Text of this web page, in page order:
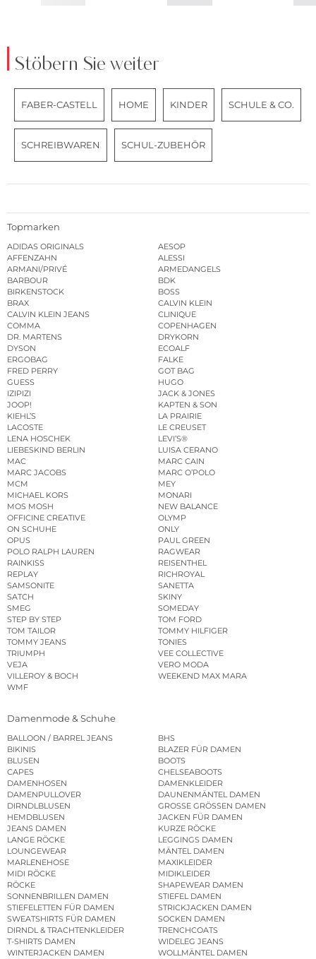
Stöbern Sie weiter
FABER-CASTELL HOME KINDER SCHULE & CO.
SCHREIBWAREN SCHUL-ZUBEHÖR
Topmarken
ADIDAS ORIGINALS
AESOP
AFFENZAHN
ALESSI
ARMANI/PRIVÉ
ARMEDANGELS
BARBOUR
BDK
BIRKENSTOCK
BOSS
BRAX
CALVIN KLEIN
CALVIN KLEIN JEANS
CLINIQUE
COMMA
COPENHAGEN
DR. MARTENS
DRYKORN
DYSON
ECOALF
ERGOBAG
FALKE
FRED PERRY
GOT BAG
GUESS
HUGO
IZIPIZI
JACK & JONES
JOOP!
KAPTEN & SON
KIEHL’S
LA PRAIRIE
LACOSTE
LE CREUSET
LENA HOSCHEK
LEVI’S®
LIEBESKIND BERLIN
LUISA CERANO
MAC
MARC CAIN
MARC JACOBS
MARC O’POLO
MCM
MEY
MICHAEL KORS
MONARI
MOS MOSH
NEW BALANCE
OFFICINE CREATIVE
OLYMP
ON SCHUHE
ONLY
OPUS
PAUL GREEN
POLO RALPH LAUREN
RAGWEAR
RAINKISS
REISENTHEL
REPLAY
RICHROYAL
SAMSONITE
SANETTA
SATCH
SKINY
SMEG
SOMEDAY
STEP BY STEP
TOM FORD
TOM TAILOR
TOMMY HILFIGER
TOMMY JEANS
TONIES
TRIUMPH
VEE COLLECTIVE
VEJA
VERO MODA
VILLEROY & BOCH
WEEKEND MAX MARA
WMF
Damenmode & Schuhe
BALLOON / BARREL JEANS
BHS
BIKINIS
BLAZER FÜR DAMEN
BLUSEN
BOOTS
CAPES
CHELSEABOOTS
DAMENHOSEN
DAMENKLEIDER
DAMENPULLOVER
DAUNENMÄNTEL DAMEN
DIRNDLBLUSEN
GROSSE GRÖSSEN DAMEN
HEMDBLUSEN
JACKEN FÜR DAMEN
JEANS DAMEN
KURZE RÖCKE
LANGE RÖCKE
LEGGINGS DAMEN
LOUNGEWEAR
MÄNTEL DAMEN
MARLENEHOSE
MAXIKLEIDER
MIDI RÖCKE
MIDIKLEIDER
RÖCKE
SHAPEWEAR DAMEN
SONNENBRILLEN DAMEN
STIEFEL DAMEN
STIEFELETTEN FÜR DAMEN
STRICKJACKEN DAMEN
SWEATSHIRTS FÜR DAMEN
SOCKEN DAMEN
DIRNDL & TRACHTENKLEIDER
TRENCHCOATS
T-SHIRTS DAMEN
WIDELEG JEANS
WINTERJACKEN DAMEN
WOLLMÄNTEL DAMEN